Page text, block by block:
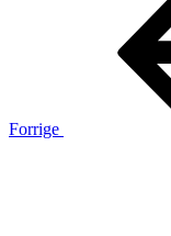
Forrige